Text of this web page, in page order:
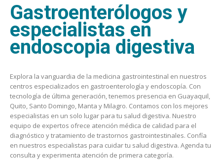
Gastroenterólogos y
especialistas en
endoscopia digestiva
Explora la vanguardia de la medicina gastrointestinal en nuestros
centros especializados en gastroenterología y endoscopía. Con
tecnología de última generación, tenemos presencia en Guayaquil,
Quito, Santo Domingo, Manta y Milagro. Contamos con los mejores
especialistas en un solo lugar para tu salud digestiva. Nuestro
equipo de expertos ofrece atención médica de calidad para el
diagnóstico y tratamiento de trastornos gastrointestinales. Confía
en nuestros especialistas para cuidar tu salud digestiva. Agenda tu
consulta y experimenta atención de primera categoría.